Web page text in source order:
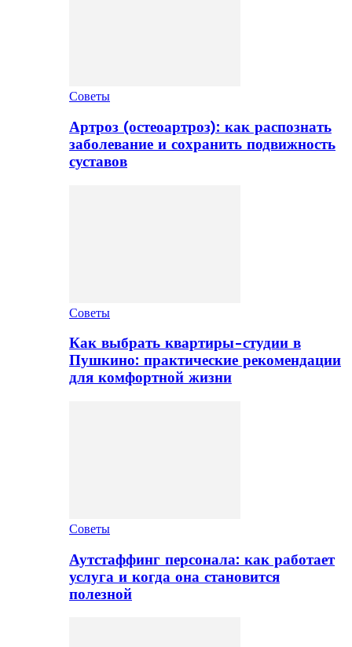
Советы
Артроз (остеоартроз): как распознать
заболевание и сохранить подвижность
суставов
Советы
Как выбрать квартиры-студии в
Пушкино: практические рекомендации
для комфортной жизни
Советы
Аутстаффинг персонала: как работает
услуга и когда она становится
полезной